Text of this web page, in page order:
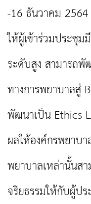
-16 ธันวาคม 2564
ให้ผู้เข้าร่วมประชุม
ระดับสูง สามารถพั
ทางการพยาบาลสู่
พัฒนาเป็น Ethics
ผลให้องค์กรพยาบ
พยาบาลเหล่านั้นส
จริยธรรมให้กับผู้ป